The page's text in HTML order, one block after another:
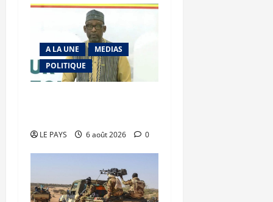
A LA UNE
MEDIAS
POLITIQUE
LE PAYS 6 août 2026 0